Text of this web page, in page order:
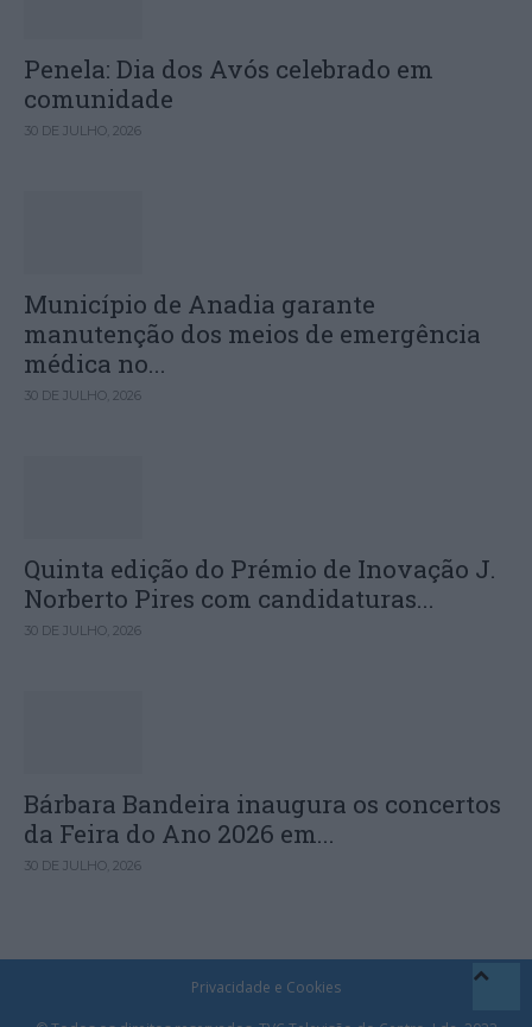
Penela: Dia dos Avós celebrado em
comunidade
30 DE JULHO, 2026
Município de Anadia garante
manutenção dos meios de emergência
médica no...
30 DE JULHO, 2026
Quinta edição do Prémio de Inovação J.
Norberto Pires com candidaturas...
30 DE JULHO, 2026
Bárbara Bandeira inaugura os concertos
da Feira do Ano 2026 em...
30 DE JULHO, 2026
Privacidade e Cookies